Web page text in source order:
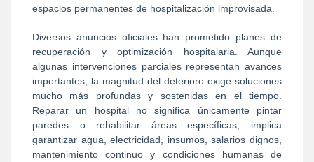
espacios permanentes de hospitalización improvisada.
Diversos anuncios oficiales han prometido planes de
recuperación y optimización hospitalaria. Aunque
algunas intervenciones parciales representan avances
importantes, la magnitud del deterioro exige soluciones
mucho más profundas y sostenidas en el tiempo.
Reparar un hospital no significa únicamente pintar
paredes o rehabilitar áreas específicas; implica
garantizar agua, electricidad, insumos, salarios dignos,
mantenimiento continuo y condiciones humanas de